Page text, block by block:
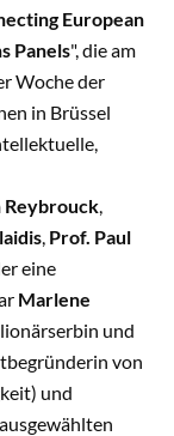
European
Panels", die am
Woche der
in Brüssel
Reybrouck,
, Prof. Paul
eine
Marlene
und
von
und